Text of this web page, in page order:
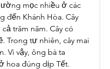
mọc nhiều ở các
đến Khánh Hòa. Cây
trăm năm. Cây có
Trong tự nhiên, cây mai
Vì vậy, ông bà ta
hoa đúng dịp Tết.